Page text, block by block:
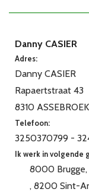
Danny CASIER
Adres:
Danny CASIER
Rapaertstraat 43
8310 ASSEBROEK
Telefoon:
3250370799 -
Ik werk in volgende
8000 Brugge
8200 Sint-